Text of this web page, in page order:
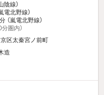
陰線）
電北野線）
分 （嵐電北野線）
圏内）
区太秦宮ノ前町
造